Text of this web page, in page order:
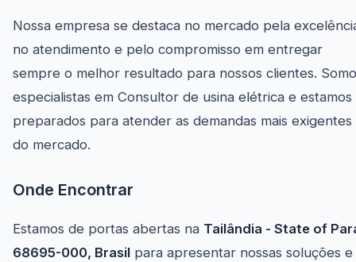
Nossa empresa se destaca no mercado pela
no atendimento e pelo compromisso em entregar
sempre o melhor resultado para nossos clientes.
especialistas em Consultor de usina elétrica e estamos
preparados para atender as demandas mais exigentes
do mercado.
Onde Encontrar
Estamos de portas abertas na Tailândia - State of
68695-000, Brasil para apresentar nossas soluções e